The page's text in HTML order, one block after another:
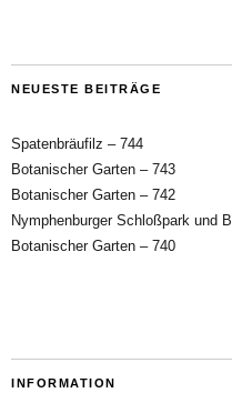
NEUESTE BEITRÄGE
Spatenbräufilz – 744
Botanischer Garten – 743
Botanischer Garten – 742
Nymphenburger Schloßpark und
Botanischer Garten – 740
INFORMATION